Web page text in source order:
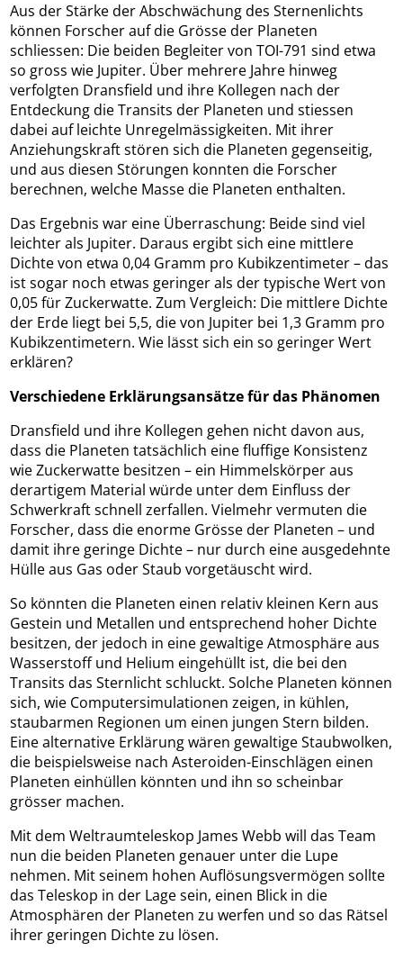
Aus der Stärke der Abschwächung des Sternenlichts
können Forscher auf die Grösse der Planeten
schliessen: Die beiden Begleiter von TOI-791 sind etwa
so gross wie Jupiter. Über mehrere Jahre hinweg
verfolgten Dransfield und ihre Kollegen nach der
Entdeckung die Transits der Planeten und stiessen
dabei auf leichte Unregelmässigkeiten. Mit ihrer
Anziehungskraft stören sich die Planeten gegenseitig,
und aus diesen Störungen konnten die Forscher
berechnen, welche Masse die Planeten enthalten.
Das Ergebnis war eine Überraschung: Beide sind viel
leichter als Jupiter. Daraus ergibt sich eine mittlere
Dichte von etwa 0,04 Gramm pro Kubikzentimeter – das
ist sogar noch etwas geringer als der typische Wert von
0,05 für Zuckerwatte. Zum Vergleich: Die mittlere Dichte
der Erde liegt bei 5,5, die von Jupiter bei 1,3 Gramm pro
Kubikzentimetern. Wie lässt sich ein so geringer Wert
erklären?
Verschiedene Erklärungsansätze für das Phänomen
Dransfield und ihre Kollegen gehen nicht davon aus,
dass die Planeten tatsächlich eine fluffige Konsistenz
wie Zuckerwatte besitzen – ein Himmelskörper aus
derartigem Material würde unter dem Einfluss der
Schwerkraft schnell zerfallen. Vielmehr vermuten die
Forscher, dass die enorme Grösse der Planeten – und
damit ihre geringe Dichte – nur durch eine ausgedehnte
Hülle aus Gas oder Staub vorgetäuscht wird.
So könnten die Planeten einen relativ kleinen Kern aus
Gestein und Metallen und entsprechend hoher Dichte
besitzen, der jedoch in eine gewaltige Atmosphäre aus
Wasserstoff und Helium eingehüllt ist, die bei den
Transits das Sternlicht schluckt. Solche Planeten können
sich, wie Computersimulationen zeigen, in kühlen,
staubarmen Regionen um einen jungen Stern bilden.
Eine alternative Erklärung wären gewaltige Staubwolken,
die beispielsweise nach Asteroiden-Einschlägen einen
Planeten einhüllen könnten und ihn so scheinbar
grösser machen.
Mit dem Weltraumteleskop James Webb will das Team
nun die beiden Planeten genauer unter die Lupe
nehmen. Mit seinem hohen Auflösungsvermögen sollte
das Teleskop in der Lage sein, einen Blick in die
Atmosphären der Planeten zu werfen und so das Rätsel
ihrer geringen Dichte zu lösen.